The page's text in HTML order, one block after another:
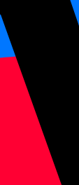
HSK
HSK 1
у кого-